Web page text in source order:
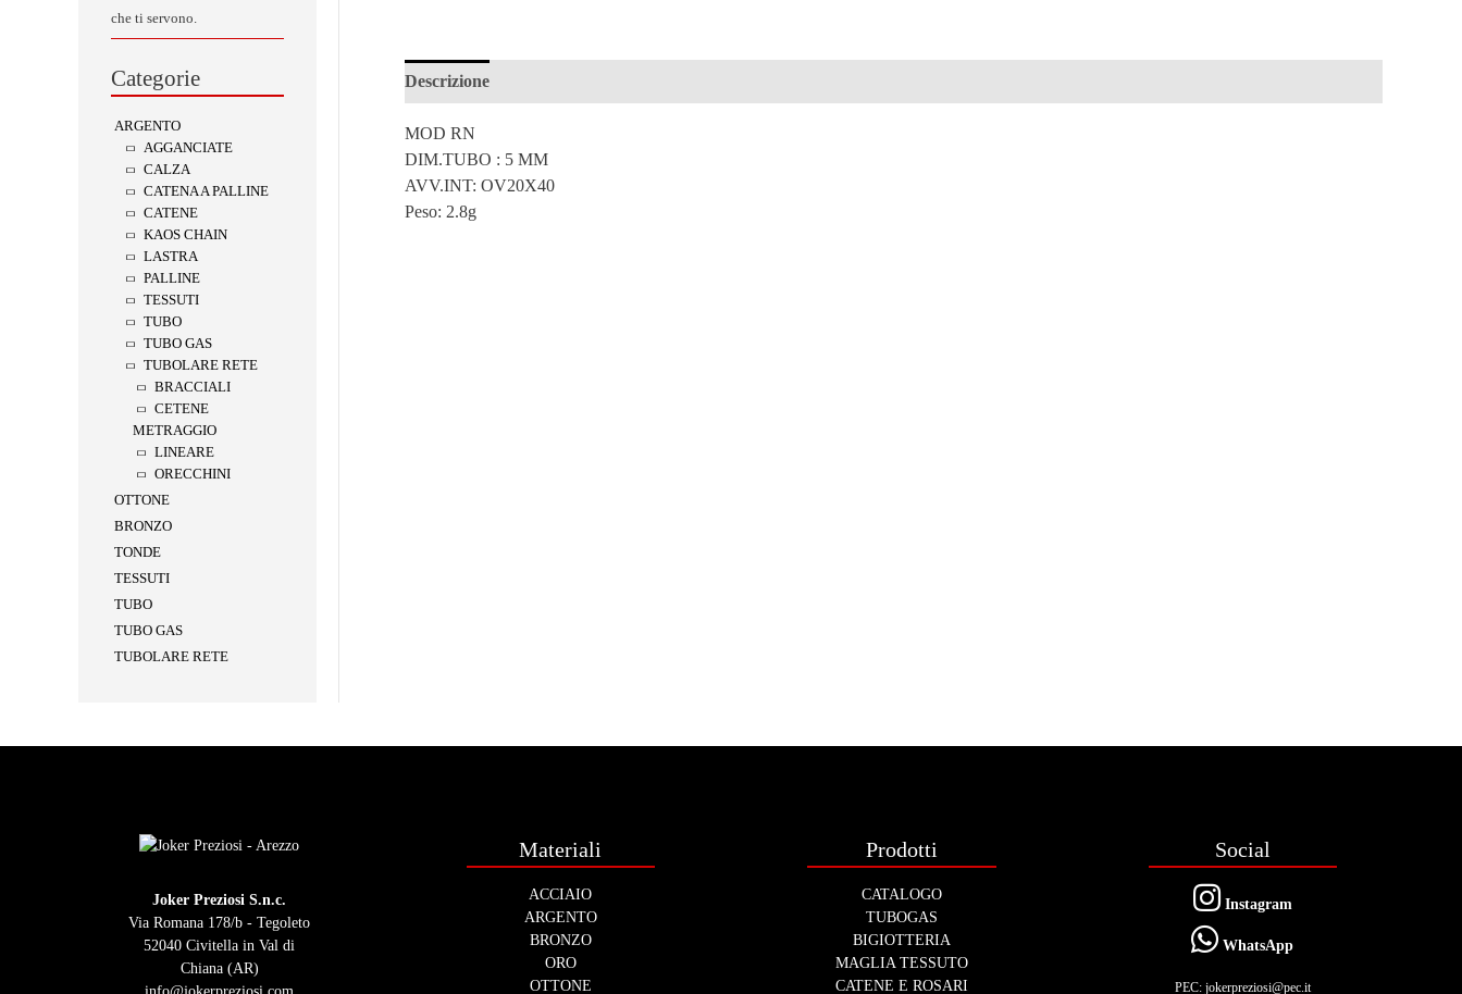
che ti servono.
Categorie
ARGENTO
AGGANCIATE
CALZA
CATENA A PALLINE
CATENE
KAOS CHAIN
LASTRA
PALLINE
TESSUTI
TUBO
TUBO GAS
TUBOLARE RETE
BRACCIALI
CETENE
METRAGGIO
LINEARE
ORECCHINI
OTTONE
BRONZO
TONDE
TESSUTI
TUBO
TUBO GAS
TUBOLARE RETE
Descrizione
MOD RN
DIM.TUBO : 5 MM
AVV.INT: OV20X40
Peso: 2.8g
Joker Preziosi S.n.c.
Via Romana 178/b - Tegoleto
52040 Civitella in Val di
Chiana (AR)
Materiali
ACCIAIO
ARGENTO
BRONZO
ORO
OTTONE
Prodotti
CATALOGO
TUBOGAS
BIGIOTTERIA
MAGLIA TESSUTO
CATENE E ROSARI
Social
Instagram
WhatsApp
PEC: jokerpreziosi@pec.it